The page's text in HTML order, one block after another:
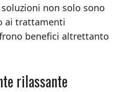
non solo sono
ai trattamenti
benefici altrettanto
rilassante